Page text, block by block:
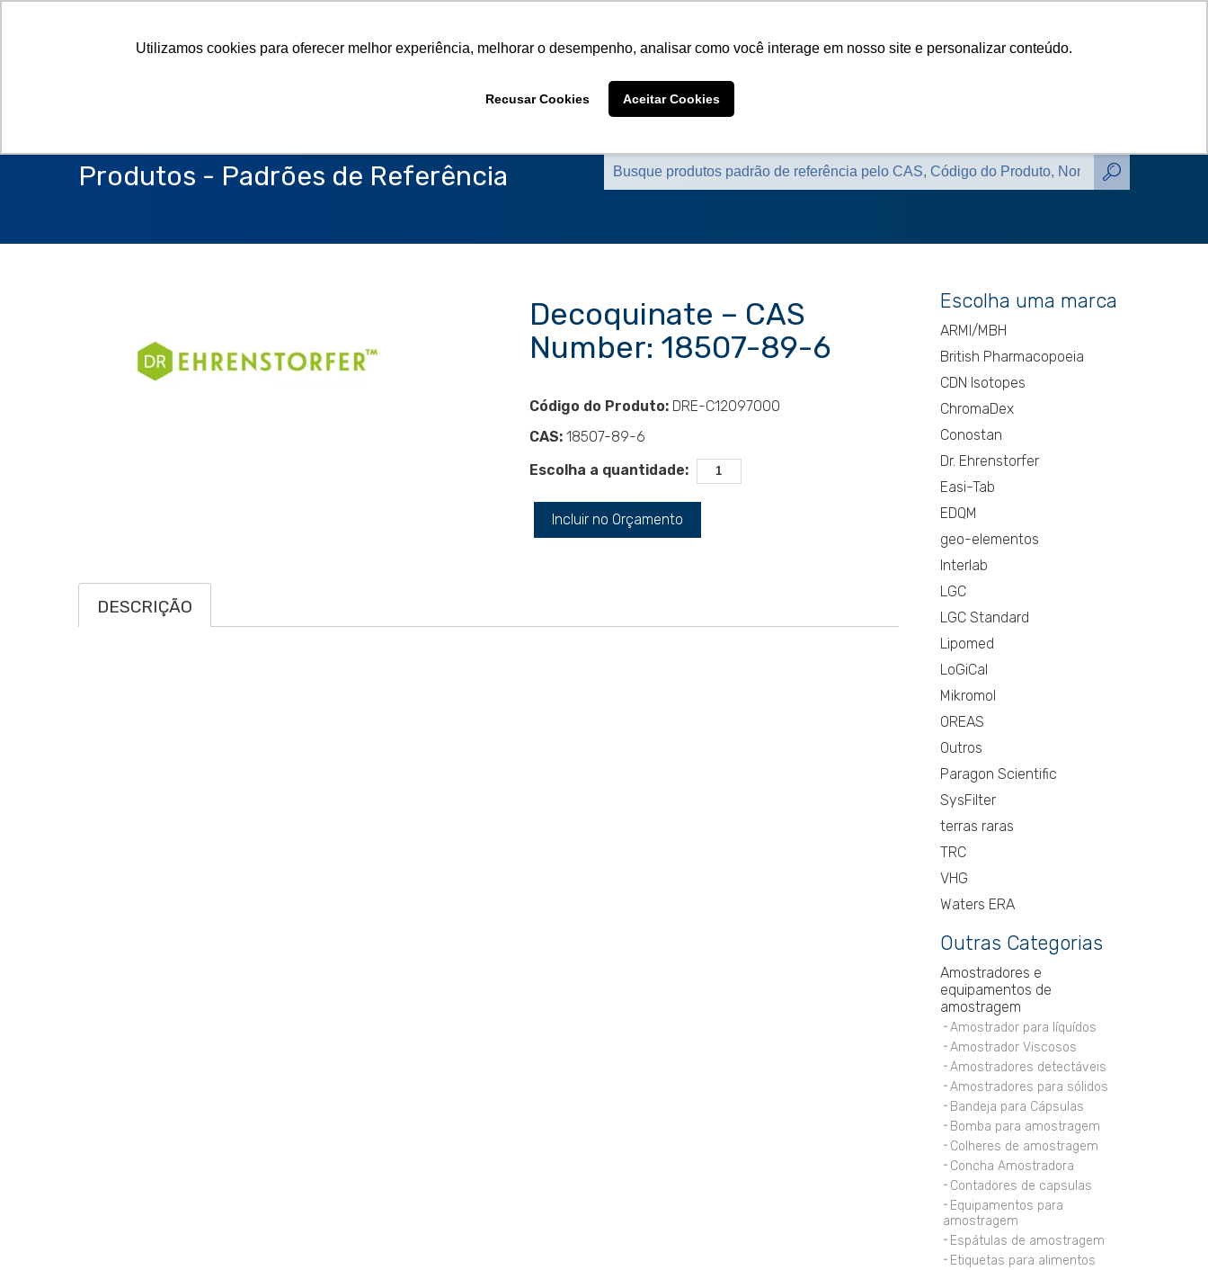
Utilizamos cookies para oferecer melhor experiência, melhorar o desempenho, analisar como você interage em nosso site e personalizar conteúdo.
Recusar Cookies Aceitar Cookies
Sobre a CMS
Produtos Marcas Representadas Catálogos Contato Blog
Produtos - Padrões de Referência
Decoquinate – CAS
Number: 18507-89-6
Código do Produto: DRE-C12097000
CAS: 18507-89-6
Escolha a quantidade:
Incluir no Orçamento
DESCRIÇÃO
Escolha uma marca
ARMI/MBH
British Pharmacopoeia
CDN Isotopes
ChromaDex
Conostan
Dr. Ehrenstorfer
Easi-Tab
EDQM
geo-elementos
Interlab
LGC
LGC Standard
Lipomed
LoGiCal
Mikromol
OREAS
Outros
Paragon Scientific
SysFilter
terras raras
TRC
VHG
Waters ERA
Outras Categorias
Amostradores e
equipamentos de
amostragem
Amostrador para líquídos
Amostrador Viscosos
Amostradores detectáveis
Amostradores para sólidos
Bandeja para Cápsulas
Bomba para amostragem
Colheres de amostragem
Concha Amostradora
Contadores de capsulas
Equipamentos para
amostragem
Espátulas de amostragem
Etiquetas para alimentos